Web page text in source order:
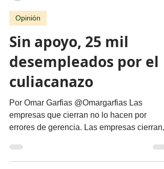
migueldealba5
30 oct 2024
Sin apoyo, 25 mil
desempleados por el
culiacanazo